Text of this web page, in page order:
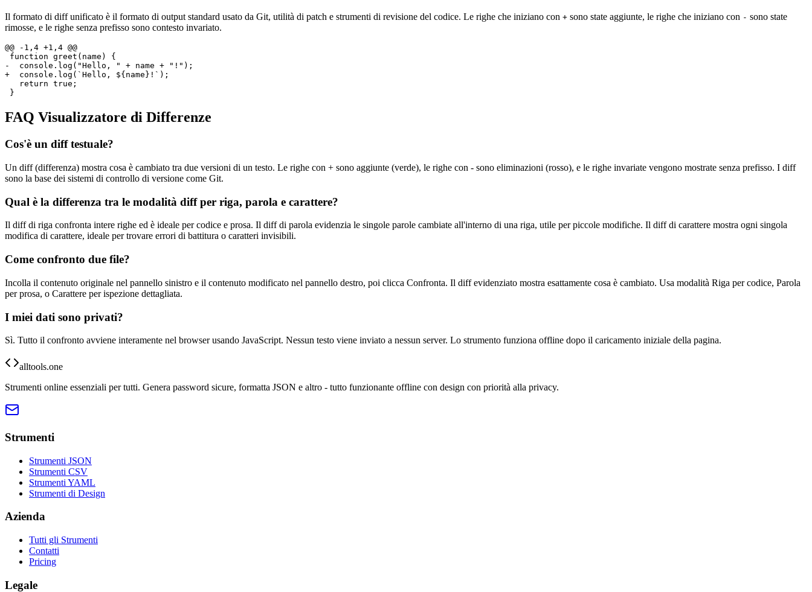
Il formato di diff unificato è il formato di output standard usato da Git, utilità di patch e strumenti di revisione del codice. Le righe che iniziano con + sono state aggiunte, le righe che iniziano con - sono state
rimosse, e le righe senza prefisso sono contesto invariato.
@@ -1,4 +1,4 @@
function greet(name) {
-  console.log("Hello, " + name + "!");
+  console.log(`Hello, ${name}!`);
   return true;
}
FAQ Visualizzatore di Differenze
Cos'è un diff testuale?
Un diff (differenza) mostra cosa è cambiato tra due versioni di un testo. Le righe con + sono aggiunte (verde), le righe con - sono eliminazioni (rosso), e le righe invariate vengono mostrate senza prefisso. I diff
sono la base dei sistemi di controllo di versione come Git.
Qual è la differenza tra le modalità diff per riga, parola e carattere?
Il diff di riga confronta intere righe ed è ideale per codice e prosa. Il diff di parola evidenzia le singole parole cambiate all'interno di una riga, utile per piccole modifiche. Il diff di carattere mostra ogni singola
modifica di carattere, ideale per trovare errori di battitura o caratteri invisibili.
Come confronto due file?
Incolla il contenuto originale nel pannello sinistro e il contenuto modificato nel pannello destro, poi clicca Confronta. Il diff evidenziato mostra esattamente cosa è cambiato. Usa modalità Riga per codice, Parola
per prosa, o Carattere per ispezione dettagliata.
I miei dati sono privati?
Sì. Tutto il confronto avviene interamente nel browser usando JavaScript. Nessun testo viene inviato a nessun server. Lo strumento funziona offline dopo il caricamento iniziale della pagina.
alltools.one
Strumenti online essenziali per tutti. Genera password sicure, formatta JSON e altro - tutto funzionante offline con design con priorità alla privacy.
Strumenti
Strumenti JSON
Strumenti CSV
Strumenti YAML
Strumenti di Design
Azienda
Tutti gli Strumenti
Contatti
Pricing
Legale